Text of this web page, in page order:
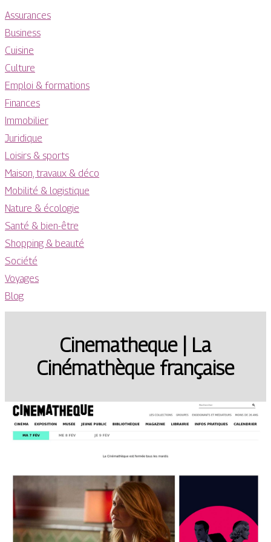
Assurances
Business
Cuisine
Culture
Emploi & formations
Finances
Immobilier
Juridique
Loisirs & sports
Maison, travaux & déco
Mobilité & logistique
Nature & écologie
Santé & bien-être
Shopping & beauté
Société
Voyages
Blog
Cinemat­he­que | La
Cinémathèque française